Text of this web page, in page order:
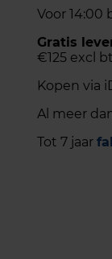
Voor 14:00
Gratis
€125 excl
Kopen via
Al meer
Tot 7 jaar